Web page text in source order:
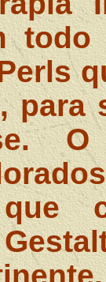
todo
para
O